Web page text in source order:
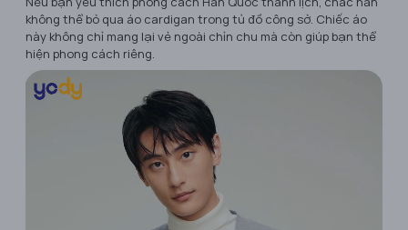
không thể bỏ qua áo cardigan trong tủ đồ công sở. Chiếc áo
này không chỉ mang lại vẻ ngoài chỉn chu mà còn giúp bạn thể
hiện phong cách riêng.